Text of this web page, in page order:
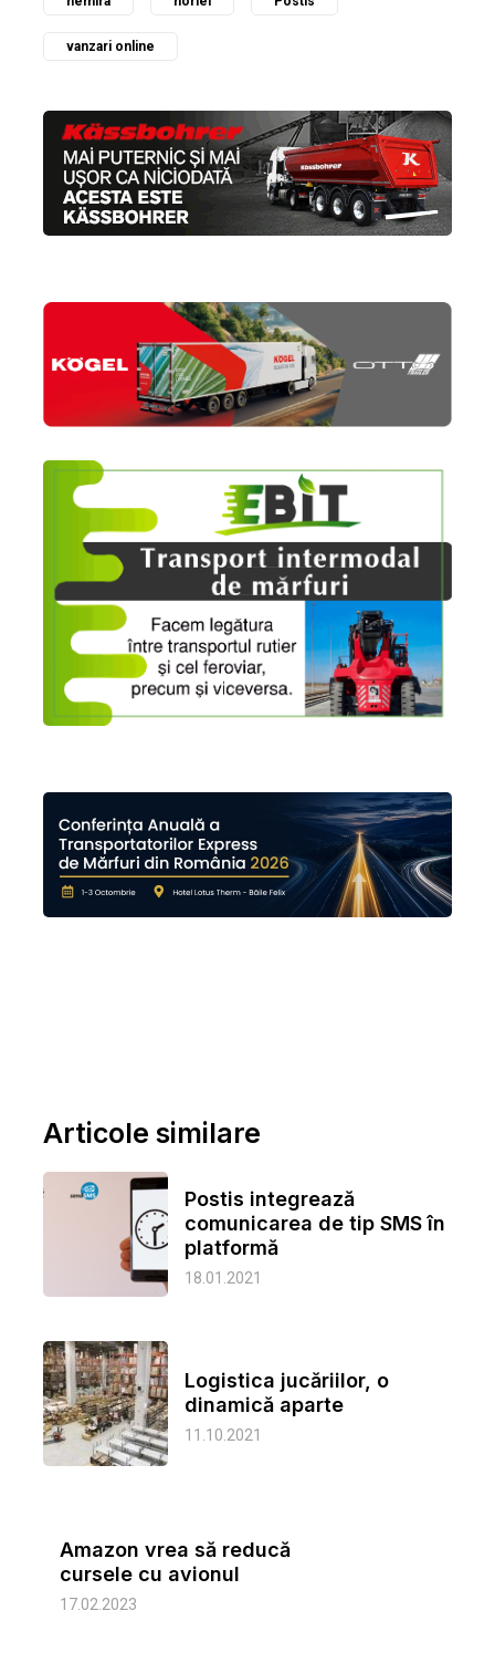
vanzari online
Articole similare
Postis integrează
comunicarea de tip SMS în
platformă
18.01.2021
Logistica jucăriilor, o
dinamică aparte
11.10.2021
Amazon vrea să reducă
cursele cu avionul
17.02.2023